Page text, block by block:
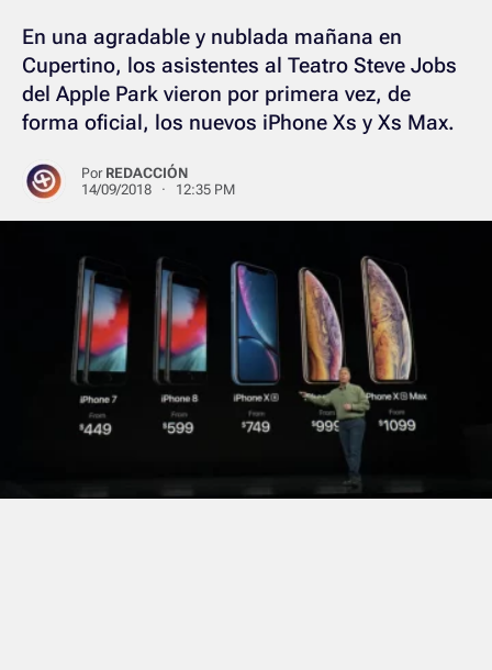
En una agradable y nublada mañana en
Cupertino, los asistentes al Teatro Steve Jobs
del Apple Park vieron por primera vez, de
forma oficial, los nuevos iPhone Xs y Xs Max.
Por REDACCIÓN
14/09/2018 · 12:35 PM